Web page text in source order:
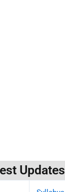
Updates